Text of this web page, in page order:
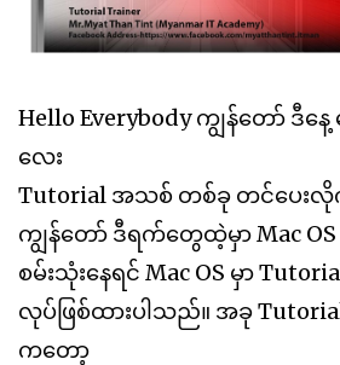
Hello Everybody ကျွန်တော် ဒီန
လေး
Tutorial အသစ် တစ်ခု တင်ပေး
ကျွန်တော် ဒီရက်တွေထဲ့မှာ Mac
စမ်းသုံးနေရင် Mac OS မှာ
လုပ်ဖြစ်ထားပါသည်။ အခု
ကတော့